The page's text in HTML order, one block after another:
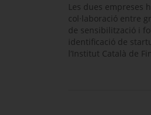
Les dues
col·laboració entre
de sensibilització i
identificació de
l’Institut Català de